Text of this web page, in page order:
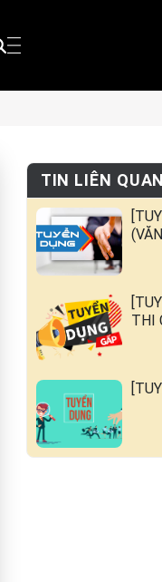
TIN LIÊN QUAN
THI